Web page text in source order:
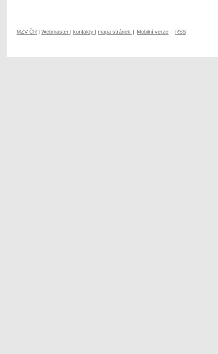
MZV ČR | Webmaster | kontakty | mapa stránek | Mobilní verze | RSS